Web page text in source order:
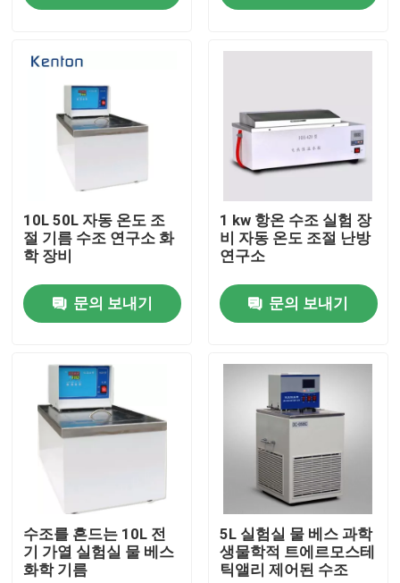
홈
제품 소개
공장 투어
품질 관리
뉴스
시험소 드라이어 오븐
산업용 건조 오븐
10L 50L 자동 온도 조
절 기름 수조 연구소 화
학 장비
문의 보내기
1 kw 항온 수조 실험 장
비 자동 온도 조절 난방
연구소
문의 보내기
수조를 흔드는 10L 전
기 가열 실험실 물 베스
화학 기름
5L 실험실 물 베스 과학
생물학적 트에르모스테
틱앨리 제어된 수조